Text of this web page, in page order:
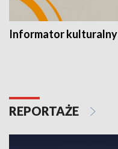
Informator kulturalny
REPORTAŻE